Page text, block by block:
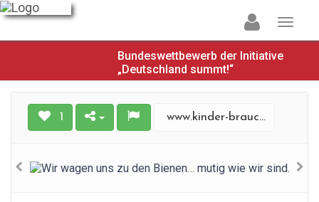
Bundeswettbewerb der Initiative
„Deutschland summt!“
1 www.kinder-brauchen-matsch.de